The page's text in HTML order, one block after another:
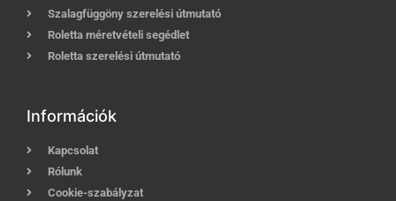
Szalagfüggöny szerelési útmutató
Roletta méretvételi segédlet
Roletta szerelési útmutató
Információk
Kapcsolat
Rólunk
Cookie-szabályzat